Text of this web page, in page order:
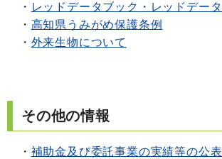
・ レッドデータブック・レッドデータ
・ 高知県うみがめ保護条例
・ 外来生物について
その他の情報
・ 補助金及び委託事業の実績等の公表